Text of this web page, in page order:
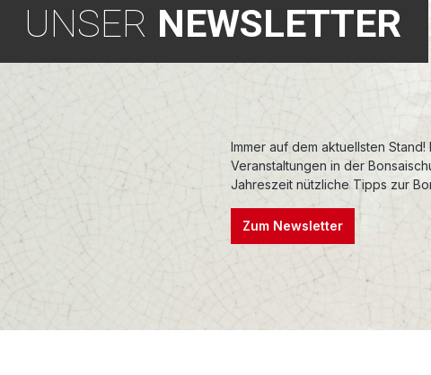
UNSER NEWSLETTER
Immer auf dem aktuellsten
Veranstaltungen in der
Jahreszeit nützliche Tipps zur
Zum Newsletter